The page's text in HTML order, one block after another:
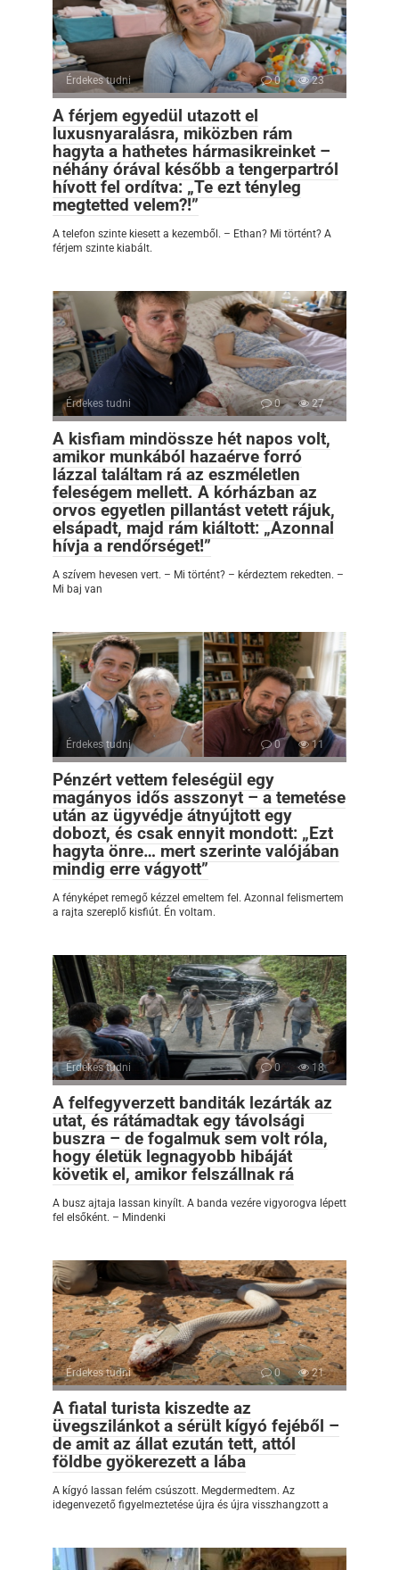
Érdekes tudni 0 23
A férjem egyedül utazott el
luxusnyaralásra, miközben rám
hagyta a hathetes hármasikreinket –
néhány órával később a tengerpartról
hívott fel ordítva: „Te ezt tényleg
megtetted velem?!”
A telefon szinte kiesett a kezemből. – Ethan? Mi történt? A
férjem szinte kiabált.
Érdekes tudni 0 27
A kisfiam mindössze hét napos volt,
amikor munkából hazaérve forró
lázzal találtam rá az eszméletlen
feleségem mellett. A kórházban az
orvos egyetlen pillantást vetett rájuk,
elsápadt, majd rám kiáltott: „Azonnal
hívja a rendőrséget!”
A szívem hevesen vert. – Mi történt? – kérdeztem rekedten. –
Mi baj van
Érdekes tudni 0 11
Pénzért vettem feleségül egy
magányos idős asszonyt – a temetése
után az ügyvédje átnyújtott egy
dobozt, és csak ennyit mondott: „Ezt
hagyta önre… mert szerinte valójában
mindig erre vágyott”
A fényképet remegő kézzel emeltem fel. Azonnal felismertem
a rajta szereplő kisfiút. Én voltam.
Érdekes tudni 0 18
A felfegyverzett banditák lezárták az
utat, és rátámadtak egy távolsági
buszra – de fogalmuk sem volt róla,
hogy életük legnagyobb hibáját
követik el, amikor felszállnak rá
A busz ajtaja lassan kinyílt. A banda vezére vigyorogva lépett
fel elsőként. – Mindenki
Érdekes tudni 0 21
A fiatal turista kiszedte az
üvegszilánkot a sérült kígyó fejéből –
de amit az állat ezután tett, attól
földbe gyökerezett a lába
A kígyó lassan felém csúszott. Megdermedtem. Az
idegenvezető figyelmeztetése újra és újra visszhangzott a